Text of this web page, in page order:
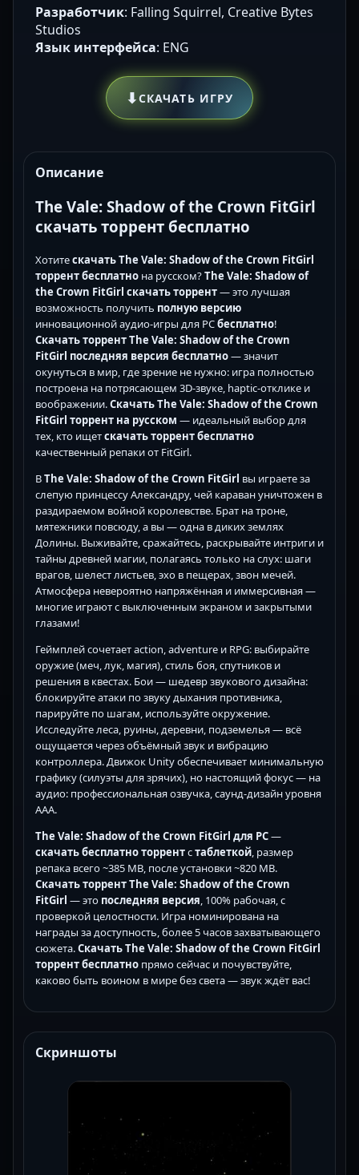
Разработчик: Falling Squirrel, Creative Bytes
Studios
Язык интерфейса: ENG
⬇СКАЧАТЬ ИГРУ
Описание
The Vale: Shadow of the Crown FitGirl
скачать торрент бесплатно
Хотитескачать The Vale: Shadow of the Crown FitGirl
торрент бесплатно на русском?The Vale: Shadow of
the Crown FitGirl скачать торрент— это лучшая
возможность получить полную версию
инновационной аудио-игры для PCбесплатно!
Скачать торрент The Vale: Shadow of the Crown
FitGirl последняя версия бесплатно— значит
окунуться в мир, где зрение не нужно: игра полностью
построена на потрясающем 3D-звуке, haptic-отклике и
воображении.Скачать The Vale: Shadow of the Crown
FitGirl торрент на русском — идеальный выбор для
тех, кто ищетскачать торрент бесплатно
качественный репаки от FitGirl.
ВThe Vale: Shadow of the Crown FitGirl вы играете за
слепую принцессу Александру, чей караван уничтожен в
раздираемом войной королевстве. Брат на троне,
мятежники повсюду, а вы — одна в диких землях
Долины. Выживайте, сражайтесь, раскрывайте интриги и
тайны древней магии, полагаясь только на слух: шаги
врагов, шелест листьев, эхо в пещерах, звон мечей.
Атмосфера невероятно напряжённая и иммерсивная —
многие играют с выключенным экраном и закрытыми
глазами!
Геймплей сочетает action, adventure и RPG: выбирайте
оружие (меч, лук, магия), стиль боя, спутников и
решения в квестах. Бои — шедевр звукового дизайна:
блокируйте атаки по звуку дыхания противника,
парируйте по шагам, используйте окружение.
Исследуйте леса, руины, деревни, подземелья — всё
ощущается через объёмный звук и вибрацию
контроллера. Движок Unity обеспечивает минимальную
графику (силуэты для зрячих), но настоящий фокус — на
аудио: профессиональная озвучка, саунд-дизайн уровня
AAA.
The Vale: Shadow of the Crown FitGirl для PC—
скачать бесплатно торрентстаблеткой , размер
репака всего ~385 MB, после установки ~820 MB.
Скачать торрент The Vale: Shadow of the Crown
FitGirl — это последняя версия , 100% рабочая, с
проверкой целостности. Игра номинирована на
награды за доступность, более 5 часов захватывающего
сюжета.Скачать The Vale: Shadow of the Crown FitGirl
торрент бесплатно прямо сейчас и почувствуйте,
каково быть воином в мире без света — звук ждёт вас!
Скриншоты